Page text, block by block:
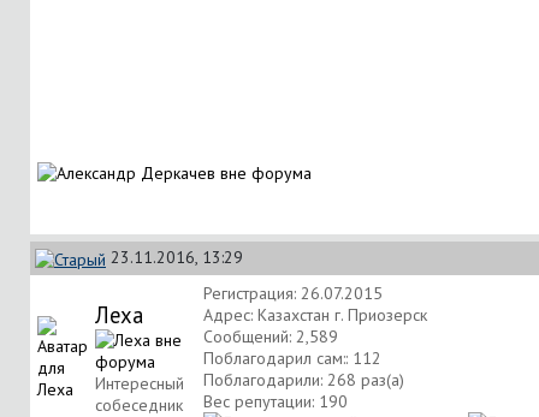
23.11.2016, 13:29
Леха
Интересный
собеседник
Регистрация: 26.07.2015
Адрес: Казахстан г. Приозерск
Сообщений: 2,589
Поблагодарил сам:: 112
Поблагодарили: 268 раз(а)
Вес репутации: 190